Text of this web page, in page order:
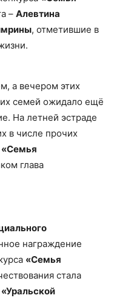
– Алевтина
, отметившие в
а вечером этих
семей ожидало ещё
На летней эстраде
в числе прочих
«Семья
глава
награждение
«Семья
стала
«Уральской